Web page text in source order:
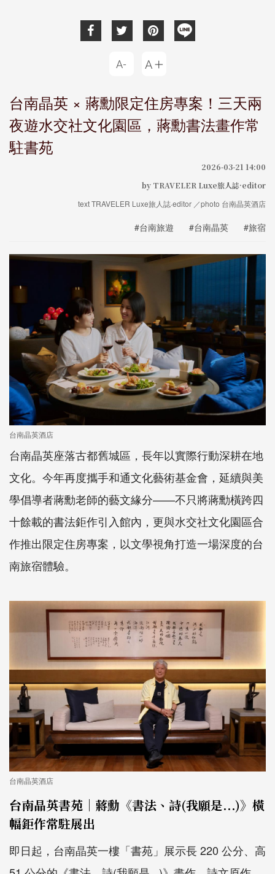
台南晶英 × 蔣勳限定住房專案！三天兩
夜遊水交社文化園區，蔣勳書法畫作常
駐書苑
2026-03-21 14:00
by TRAVELER Luxe旅人誌·editor
text TRAVELER Luxe旅人誌·editor ／photo 台南晶英酒店
#台南旅遊 #台南晶英 #旅宿
台南晶英酒店
台南晶英座落古都舊城區，長年以實際行動深耕在地
文化。今年再度攜手和通文化藝術基金會，延續與美
學倡導者蔣勳老師的藝文緣分——不只將蔣勳橫跨四
十餘載的書法鉅作引入館內，更與水交社文化園區合
作推出限定住房專案，以文學視角打造一場深度的台
南旅宿體驗。
台南晶英酒店
台南晶英書苑｜蔣勳《書法、詩(我願是...)》橫
幅鉅作常駐展出
即日起，台南晶英一樓「書苑」展示長 220 公分、高